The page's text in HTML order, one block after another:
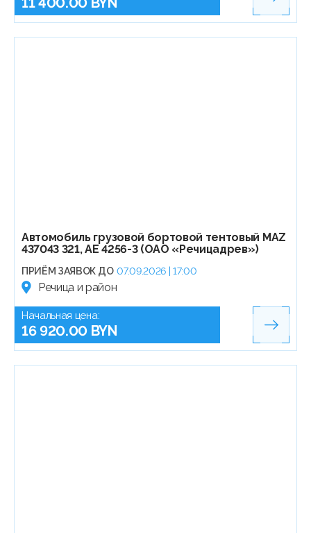
Автомобиль грузовой бортовой тентовый МАZ
437043 321, АЕ 4256-3 (ОАО «Речицадрев»)
ПРИЁМ ЗАЯВОК ДО 07.09.2026 | 17:00
Речица и район
Начальная цена:
16 920.00 BYN